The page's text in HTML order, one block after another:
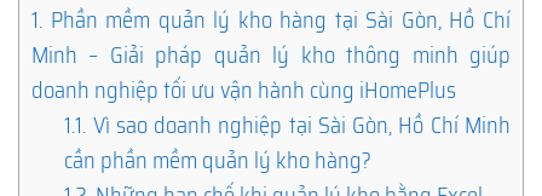
1. Phần mềm quản lý kho hàng tại Sài Gòn, Hồ Chí
Minh – Giải pháp quản lý kho thông minh giúp
doanh nghiệp tối ưu vận hành cùng iHomePlus
1.1. Vì sao doanh nghiệp tại Sài Gòn, Hồ Chí Minh
cần phần mềm quản lý kho hàng?